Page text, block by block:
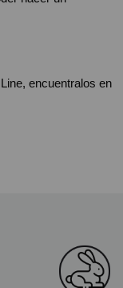
¡Accesorios de peluquería y belleza de Albi Line, encuentralos en